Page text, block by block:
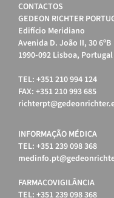
CONTACTOS
GEDEON RICHTER
Edifício Meridiano
Avenida D. João II, 30 6ºB
1990-092 Lisboa, Portugal
TEL: +351 210 994 124
FAX: +351 210 993 685
INFORMAÇÃO MÉDICA
TEL: +351 239 098 368
FARMACOVIGILÂNCIA
TEL: +351 239 098 368